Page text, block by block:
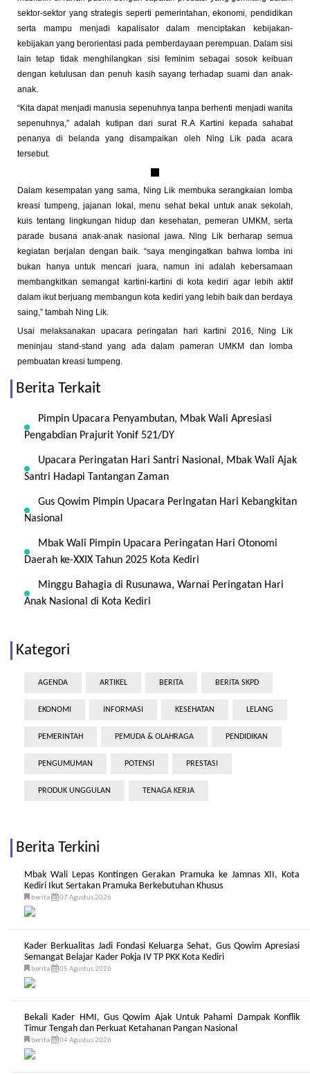
sektor-sektor yang strategis seperti pemerintahan, ekonomi, pendidikan
serta mampu menjadi kapalisator dalam menciptakan kebijakan-
kebijakan yang berorientasi pada pemberdayaan perempuan. Dalam sisi
lain tetap tidak menghilangkan sisi feminim sebagai sosok keibuan
dengan ketulusan dan penuh kasih sayang terhadap suami dan anak-
anak.
“Kita dapat menjadi manusia sepenuhnya tanpa berhenti menjadi wanita
sepenuhnya,” adalah kutipan dari surat R.A Kartini kepada sahabat
penanya di belanda yang disampaikan oleh Ning Lik pada acara
tersebut.
Dalam kesempatan yang sama, Ning Lik membuka serangkaian lomba
kreasi tumpeng, jajanan lokal, menu sehat bekal untuk anak sekolah,
kuis tentang lingkungan hidup dan kesehatan, pemeran UMKM, serta
parade busana anak-anak nasional jawa. Ning Lik berharap semua
kegiatan berjalan dengan baik. “saya mengingatkan bahwa lomba ini
bukan hanya untuk mencari juara, namun ini adalah kebersamaan
membangkitkan semangat kartini-kartini di kota kediri agar lebih aktif
dalam ikut berjuang membangun kota kediri yang lebih baik dan berdaya
saing,” tambah Ning Lik.
Usai melaksanakan upacara peringatan hari kartini 2016, Ning Lik
meninjau stand-stand yang ada dalam pameran UMKM dan lomba
pembuatan kreasi tumpeng.
Berita Terkait
Pimpin Upacara Penyambutan, Mbak Wali Apresiasi
Pengabdian Prajurit Yonif 521/DY
Upacara Peringatan Hari Santri Nasional, Mbak Wali Ajak
Santri Hadapi Tantangan Zaman
Gus Qowim Pimpin Upacara Peringatan Hari Kebangkitan
Nasional
Mbak Wali Pimpin Upacara Peringatan Hari Otonomi
Daerah ke-XXIX Tahun 2025 Kota Kediri
Minggu Bahagia di Rusunawa, Warnai Peringatan Hari
Anak Nasional di Kota Kediri
Kategori
AGENDA ARTIKEL BERITA BERITA SKPD
EKONOMI INFORMASI KESEHATAN LELANG
PEMERINTAH PEMUDA & OLAHRAGA PENDIDIKAN
PENGUMUMAN POTENSI PRESTASI
PRODUK UNGGULAN TENAGA KERJA
Berita Terkini
Mbak Wali Lepas Kontingen Gerakan Pramuka ke Jamnas XII, Kota
Kediri Ikut Sertakan Pramuka Berkebutuhan Khusus
berita 07 Agustus 2026
Kader Berkualitas Jadi Fondasi Keluarga Sehat, Gus Qowim Apresiasi
Semangat Belajar Kader Pokja IV TP PKK Kota Kediri
berita 05 Agustus 2026
Bekali Kader HMI, Gus Qowim Ajak Untuk Pahami Dampak Konflik
Timur Tengah dan Perkuat Ketahanan Pangan Nasional
berita 04 Agustus 2026